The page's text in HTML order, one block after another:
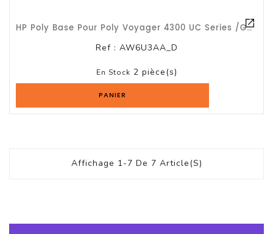
HP Poly Base Pour Poly Voyager 4300 UC Series /G2a
Ref : AW6U3AA_D
En Stock 2 pièce(s)
PANIER
Affichage 1-7 De 7 Article(s)